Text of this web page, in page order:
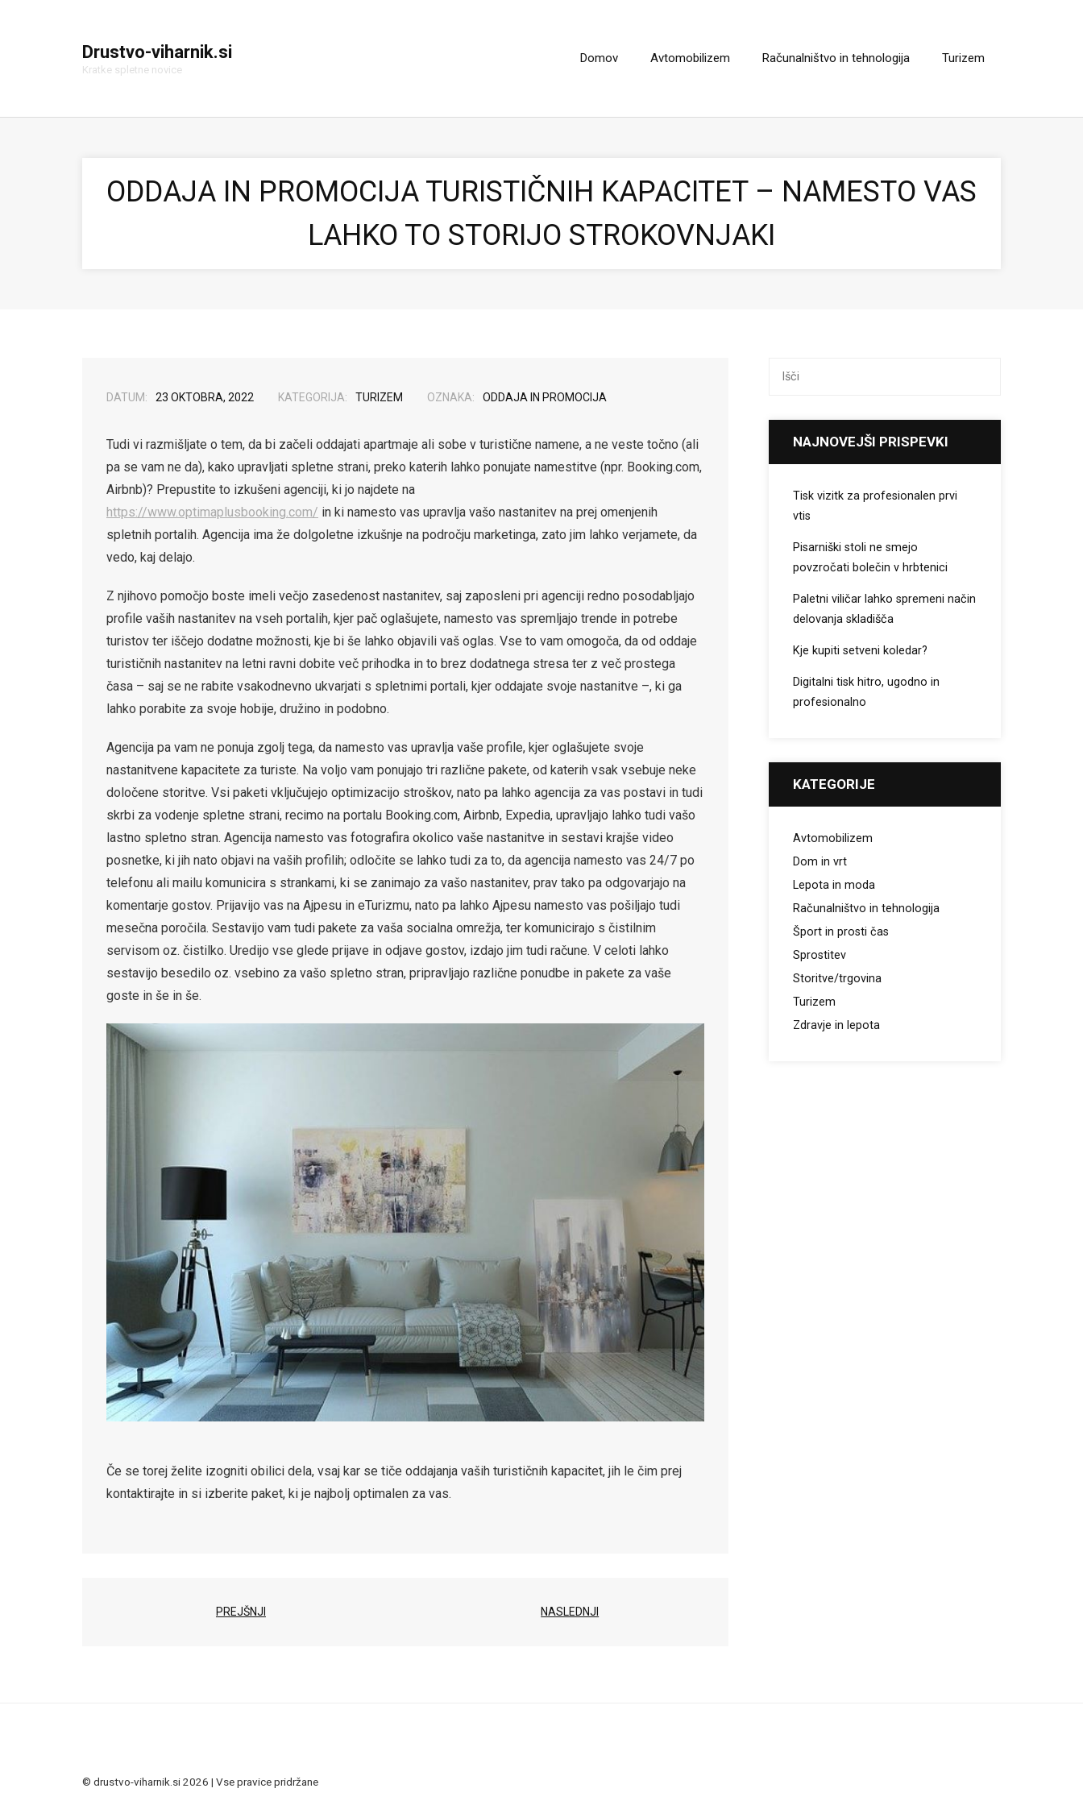
Drustvo-viharnik.si
Kratke spletne novice
Domov Avtomobilizem Računalništvo in tehnologija Turizem
ODDAJA IN PROMOCIJA TURISTIČNIH KAPACITET – NAMESTO VAS
LAHKO TO STORIJO STROKOVNJAKI
DATUM: 23 OKTOBRA, 2022 KATEGORIJA: TURIZEM OZNAKA: ODDAJA IN PROMOCIJA
Tudi vi razmišljate o tem, da bi začeli oddajati apartmaje ali sobe v turistične namene, a ne veste točno (ali
pa se vam ne da), kako upravljati spletne strani, preko katerih lahko ponujate namestitve (npr. Booking.com,
Airbnb)? Prepustite to izkušeni agenciji, ki jo najdete na
https://www.optimaplusbooking.com/ in ki namesto vas upravlja vašo nastanitev na prej omenjenih
spletnih portalih. Agencija ima že dolgoletne izkušnje na področju marketinga, zato jim lahko verjamete, da
vedo, kaj delajo.
Z njihovo pomočjo boste imeli večjo zasedenost nastanitev, saj zaposleni pri agenciji redno posodabljajo
profile vaših nastanitev na vseh portalih, kjer pač oglašujete, namesto vas spremljajo trende in potrebe
turistov ter iščejo dodatne možnosti, kje bi še lahko objavili vaš oglas. Vse to vam omogoča, da od oddaje
turističnih nastanitev na letni ravni dobite več prihodka in to brez dodatnega stresa ter z več prostega
časa – saj se ne rabite vsakodnevno ukvarjati s spletnimi portali, kjer oddajate svoje nastanitve –, ki ga
lahko porabite za svoje hobije, družino in podobno.
Agencija pa vam ne ponuja zgolj tega, da namesto vas upravlja vaše profile, kjer oglašujete svoje
nastanitvene kapacitete za turiste. Na voljo vam ponujajo tri različne pakete, od katerih vsak vsebuje neke
določene storitve. Vsi paketi vključujejo optimizacijo stroškov, nato pa lahko agencija za vas postavi in tudi
skrbi za vodenje spletne strani, recimo na portalu Booking.com, Airbnb, Expedia, upravljajo lahko tudi vašo
lastno spletno stran. Agencija namesto vas fotografira okolico vaše nastanitve in sestavi krajše video
posnetke, ki jih nato objavi na vaših profilih; odločite se lahko tudi za to, da agencija namesto vas 24/7 po
telefonu ali mailu komunicira s strankami, ki se zanimajo za vašo nastanitev, prav tako pa odgovarjajo na
komentarje gostov. Prijavijo vas na Ajpesu in eTurizmu, nato pa lahko Ajpesu namesto vas pošiljajo tudi
mesečna poročila. Sestavijo vam tudi pakete za vaša socialna omrežja, ter komunicirajo s čistilnim
servisom oz. čistilko. Uredijo vse glede prijave in odjave gostov, izdajo jim tudi račune. V celoti lahko
sestavijo besedilo oz. vsebino za vašo spletno stran, pripravljajo različne ponudbe in pakete za vaše
goste in še in še.
Če se torej želite izogniti obilici dela, vsaj kar se tiče oddajanja vaših turističnih kapacitet, jih le čim prej
kontaktirajte in si izberite paket, ki je najbolj optimalen za vas.
PREJŠNJI NASLEDNJI
NAJNOVEJŠI PRISPEVKI
Tisk vizitk za profesionalen prvi
vtis
Pisarniški stoli ne smejo
povzročati bolečin v hrbtenici
Paletni viličar lahko spremeni način
delovanja skladišča
Kje kupiti setveni koledar?
Digitalni tisk hitro, ugodno in
profesionalno
KATEGORIJE
Avtomobilizem
Dom in vrt
Lepota in moda
Računalništvo in tehnologija
Šport in prosti čas
Sprostitev
Storitve/trgovina
Turizem
Zdravje in lepota
© drustvo-viharnik.si 2026 | Vse pravice pridržane